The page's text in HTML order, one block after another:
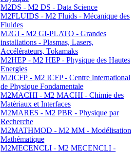
M2DS - M2 DS - Data Science
M2FLUIDS - M2 Fluids - Mécanique des
Fluides
M2GI - M2 GI-PLATO - Grandes
installations - Plasmas, Lasers,
Accélérateurs, Tokamaks
M2HEP - M2 HEP - Physique des Hautes
Energies
M2ICFP - M2 ICFP - Centre International
de Physique Fondamentale
M2MACHI - M2 MACHI - Chimie des
Matériaux et Interfaces
M2MARES - M2 PBR - Physique par
Recherche
M2MATHMOD - M2 MM - Modélisation
Mathématique
M2MECENCLI - M2 MECENCLI -